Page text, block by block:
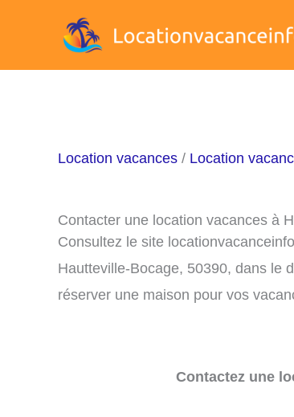
Location vacances / Location
Contacter une location vacances à
Consultez le site
Hautteville-Bocage, 50390, dans le
réserver une maison pour vos
Contactez une